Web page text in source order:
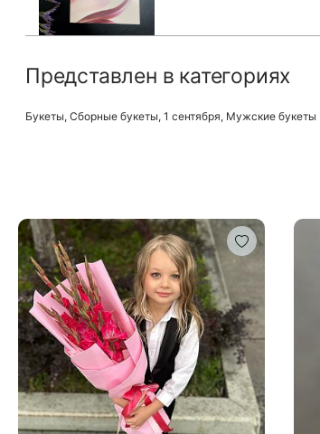
Представлен в категориях
Букеты, Сборные букеты, 1 сентября, Мужские букеты